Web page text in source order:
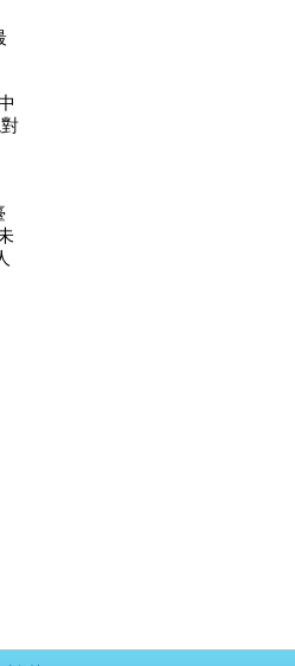
未上市股票:昱鐳應材 漲幅: